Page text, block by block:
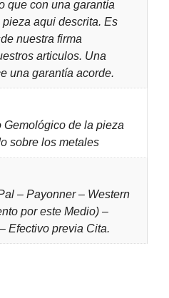
que con una garantía
aqui descrita. Es
nuestra firma
articulos. Una
una garantía acorde.
Gemológico de la pieza
sobre los metales
– Payonner – Western
por este Medio) –
Efectivo previa Cita.